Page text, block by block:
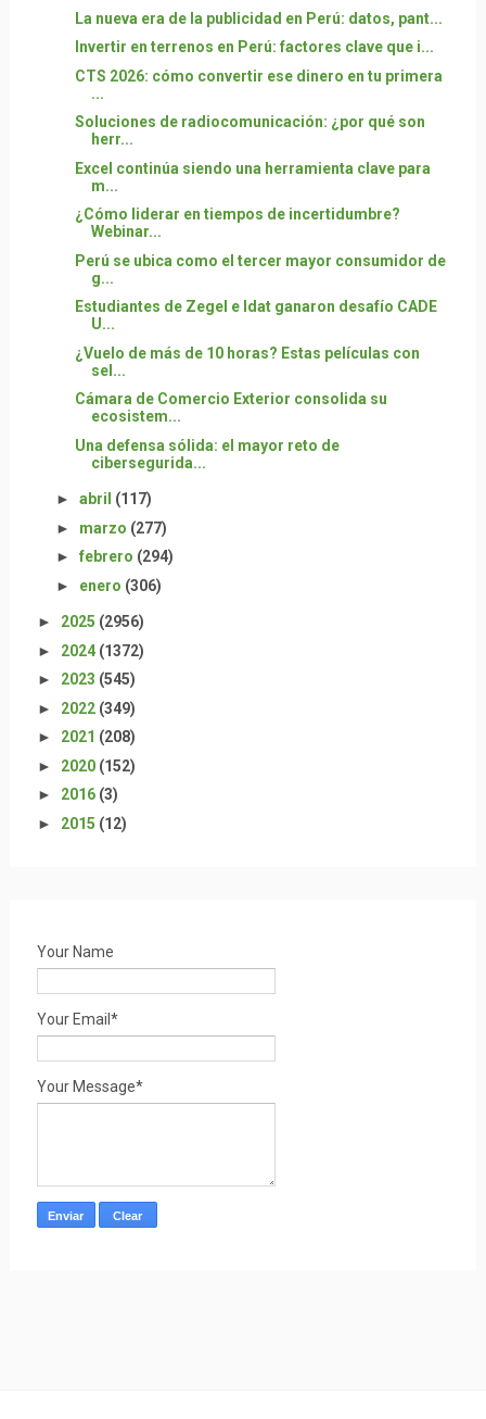
La nueva era de la publicidad en Perú: datos, pant...
Invertir en terrenos en Perú: factores clave que i...
CTS 2026: cómo convertir ese dinero en tu primera
...
Soluciones de radiocomunicación: ¿por qué son
herr...
Excel continúa siendo una herramienta clave para
m...
¿Cómo liderar en tiempos de incertidumbre?
Webinar...
Perú se ubica como el tercer mayor consumidor de
g...
Estudiantes de Zegel e Idat ganaron desafío CADE
U...
¿Vuelo de más de 10 horas? Estas películas con
sel...
Cámara de Comercio Exterior consolida su
ecosistem...
Una defensa sólida: el mayor reto de
cibersegurida...
► abril (117)
► marzo (277)
► febrero (294)
► enero (306)
► 2025 (2956)
► 2024 (1372)
► 2023 (545)
► 2022 (349)
► 2021 (208)
► 2020 (152)
► 2016 (3)
► 2015 (12)
Your Name
Your Email*
Your Message*